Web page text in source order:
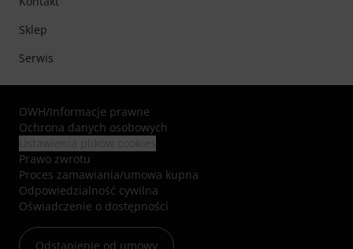
Sklep
Serwis
OWH/Informacje prawne
Ochrona danych osobowych
Prawo zwrotu
Proces zamawiania/umowa kupna
Odpowiedzialność cywilna
Oświadczenie o dostępności
Odstąpienie od umowy